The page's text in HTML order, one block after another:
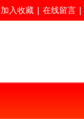
加入收藏 在线留言